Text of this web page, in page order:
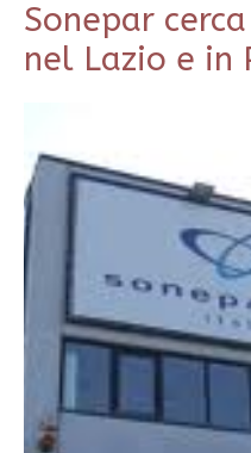
Sonepar
nel Lazio e in